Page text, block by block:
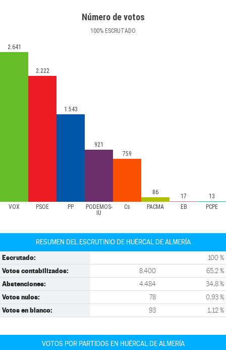
Número de votos
100% ESCRUTADO
VOX PSOE PP
PODEMOS-
IU
Cs PACMA EB PCPE
2.641
2.222
1.543
921
759
86
17 13
RESUMEN DEL ESCRUTINIO DE HUÉRCAL DE ALMERÍA
Escrutado: 100 %
Votos contabilizados: 8.400 65,2 %
Abstenciones: 4.484 34,8 %
Votos nulos: 78 0,93 %
Votos en blanco: 93 1,12 %
VOTOS POR PARTIDOS EN HUÉRCAL DE ALMERÍA